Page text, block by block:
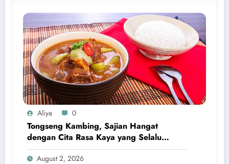
Aliya 0
Tongseng Kambing, Sajian Hangat
dengan Cita Rasa Kaya yang Selalu
Menggugah Selera
August 2, 2026